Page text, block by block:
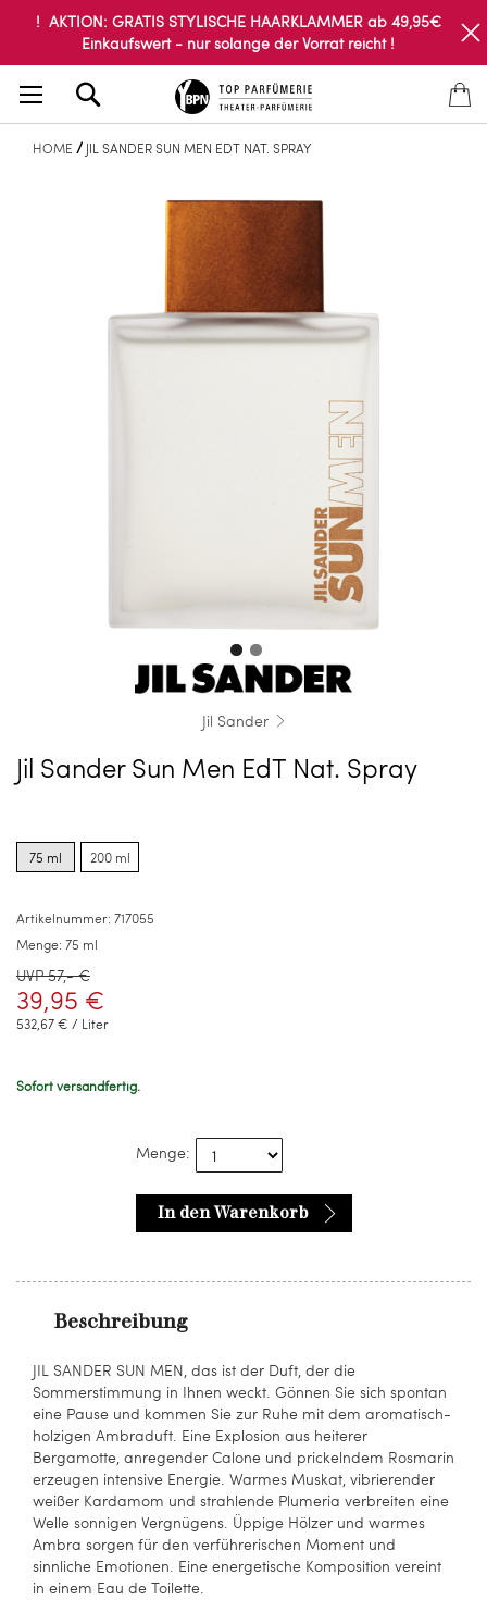
! AKTION: GRATIS STYLISCHE HAARKLAMMER ab 49,95€
Einkaufswert - nur solange der Vorrat reicht !
HOME JIL SANDER SUN MEN EDT NAT. SPRAY
Jil Sander
Jil Sander Sun Men EdT Nat. Spray
options
for75 ml
options
for
200 ml
Artikelnummer: 717055
Menge: 75 ml
UVP 57,- €
39,95 €
532,67 € / Liter
Sofort versandfertig.
Menge:
In den Warenkorb
Beschreibung
JIL SANDER SUN MEN, das ist der Duft, der die
Sommerstimmung in Ihnen weckt. Gönnen Sie sich spontan
eine Pause und kommen Sie zur Ruhe mit dem aromatisch-
holzigen Ambraduft. Eine Explosion aus heiterer
Bergamotte, anregender Calone und prickelndem Rosmarin
erzeugen intensive Energie. Warmes Muskat, vibrierender
weißer Kardamom und strahlende Plumeria verbreiten eine
Welle sonnigen Vergnügens. Üppige Hölzer und warmes
Ambra sorgen für den verführerischen Moment und
sinnliche Emotionen. Eine energetische Komposition vereint
in einem Eau de Toilette.